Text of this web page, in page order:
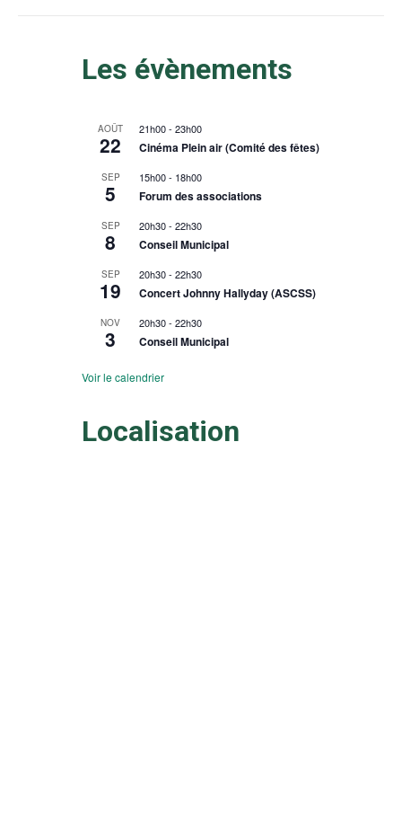
Les évènements
AOÛT
22
21h00-23h00
Cinéma Plein air (Comité des fêtes)
SEP
5
15h00- 18h00
Forum des associations
SEP
8
20h30-22h30
Conseil Municipal
SEP
19
20h30-22h30
Concert Johnny Hallyday (ASCSS)
NOV
3
20h30-22h30
Conseil Municipal
Voir le calendrier
Localisation